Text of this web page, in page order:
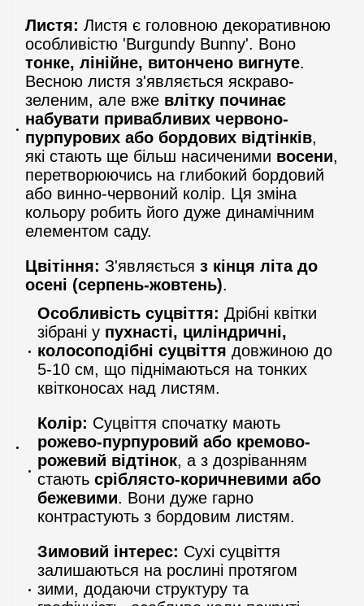
Листя: Листя є головною декоративною
особливістю 'Burgundy Bunny'. Воно
тонке, лінійне, витончено вигнуте.
Весною листя з'являється яскраво-
зеленим, але вже влітку починає
набувати привабливих червоно-
пурпурових або бордових відтінків,
які стають ще більш насиченими восени,
перетворюючись на глибокий бордовий
або винно-червоний колір. Ця зміна
кольору робить його дуже динамічним
елементом саду.
Цвітіння: З'являється з кінця літа до
осені (серпень-жовтень).
Особливість суцвіття: Дрібні квітки
зібрані у пухнасті, циліндричні,
колосоподібні суцвіття довжиною до
5-10 см, що піднімаються на тонких
квітконосах над листям.
Колір: Суцвіття спочатку мають
рожево-пурпуровий або кремово-
рожевий відтінок, а з дозріванням
стають сріблясто-коричневими або
бежевими. Вони дуже гарно
контрастують з бордовим листям.
Зимовий інтерес: Сухі суцвіття
залишаються на рослині протягом
зими, додаючи структуру та